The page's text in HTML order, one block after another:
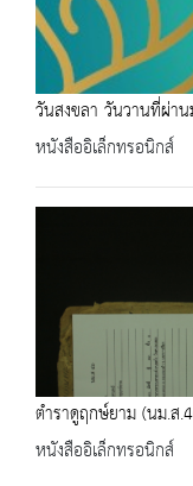
วันสงขลา วันวานที่ผ่า
หนังสืออิเล็กทรอนิกส์
ตำราดูฤกษ์ยาม (นม.ส
หนังสืออิเล็กทรอนิกส์